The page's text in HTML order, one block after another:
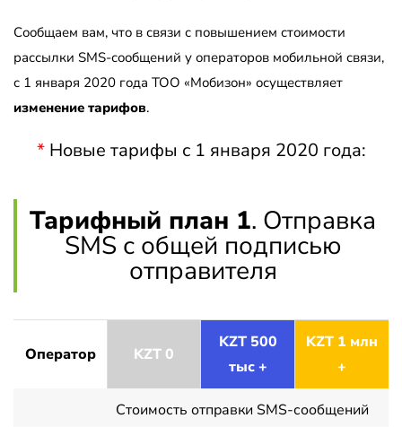
Сообщаем вам, что в связи с повышением стоимости
рассылки SMS-сообщений у операторов мобильной связи,
с 1 января 2020 года ТОО «Мобизон» осуществляет
изменение тарифов.
*Новые тарифы с 1 января 2020 года:
Тарифный план 1. Отправка
SMS с общей подписью
отправителя
Оператор KZT 0
KZT 500
тыс +
KZT 1 млн
+
Стоимость отправки SMS-сообщений